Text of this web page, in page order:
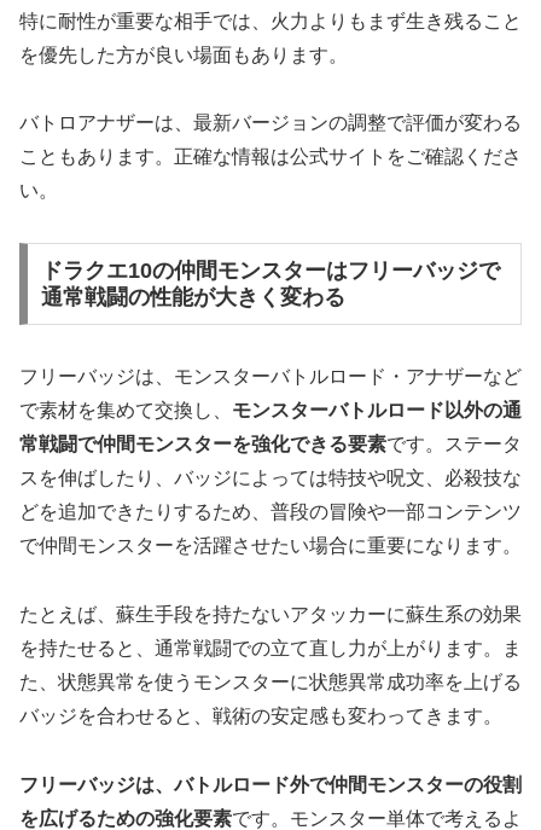
特に耐性が重要な相手では、火力よりもまず生き残ること
を優先した方が良い場面もあります。
バトロアナザーは、最新バージョンの調整で評価が変わる
こともあります。正確な情報は公式サイトをご確認くださ
い。
ドラクエ10の仲間モンスターはフリーバッジで
通常戦闘の性能が大きく変わる
フリーバッジは、モンスターバトルロード・アナザーなど
で素材を集めて交換し、 モンスターバトルロード以外の通
常戦闘で仲間モンスターを強化できる要素です。ステータ
スを伸ばしたり、バッジによっては特技や呪文、必殺技な
どを追加できたりするため、普段の冒険や一部コンテンツ
で仲間モンスターを活躍させたい場合に重要になります。
たとえば、蘇生手段を持たないアタッカーに蘇生系の効果
を持たせると、通常戦闘での立て直し力が上がります。ま
た、状態異常を使うモンスターに状態異常成功率を上げる
バッジを合わせると、戦術の安定感も変わってきます。
フリーバッジは、バトルロード外で仲間モンスターの役割
を広げるための強化要素です。モンスター単体で考えるよ